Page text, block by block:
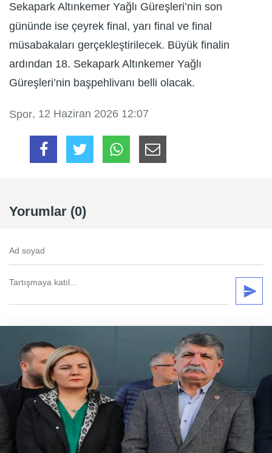
Sekapark Altınkemer Yağlı Güreşleri’nin son
gününde ise çeyrek final, yarı final ve final
müsabakaları gerçekleştirilecek. Büyük finalin
ardından 18. Sekapark Altınkemer Yağlı
Güreşleri’nin başpehlivanı belli olacak.
Spor, 12 Haziran 2026 12:07
Yorumlar (0)